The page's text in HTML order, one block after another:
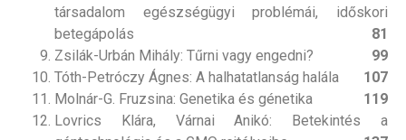
társadalom egészségügyi problémái, időskori
betegápolás
81
Zsilák-Urbán Mihály: Tűrni vagy engedni?
99
Tóth-Petróczy Ágnes: A halhatatlanság halála
107
Molnár-G. Fruzsina: Genetika és génetika
119
Lovrics Klára, Várnai Anikó: Betekintés a